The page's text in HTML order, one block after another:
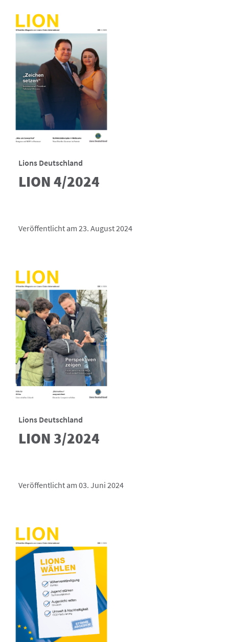
Lions Deutschland
LION 4/2024
Veröffentlicht am 23. August 2024
Lions Deutschland
LION 3/2024
Veröffentlicht am 03. Juni 2024